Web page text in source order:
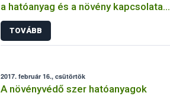
a hatóanyag és a növény kapcsolata
szerint
TOVÁBB
2017. február 16., csütörtök
A növényvédő szer hatóanyagok